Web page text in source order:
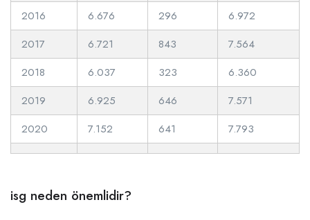
2016
6.676 296
6.972
2017
6.721 843
7.564
2018
6.037 323
6.360
2019
6.925 646
7.571
2020
7.152 641 7.793
isg neden önemlidir?